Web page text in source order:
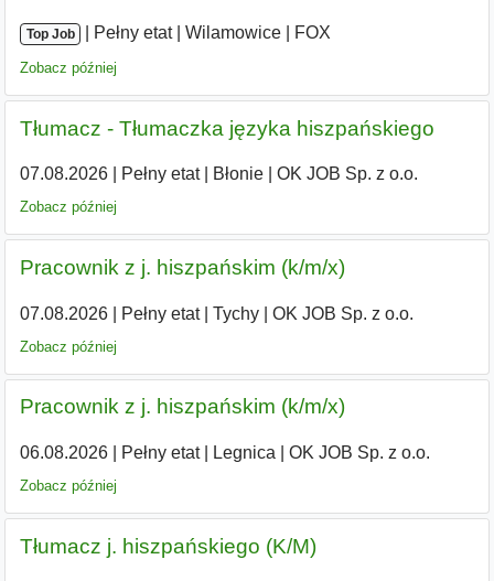
Top Job Pełny etat| Wilamowice FOX
Zobacz później
Tłumacz - Tłumaczka języka hiszpańskiego
07.08.2026| Pełny etat| Błonie| OK JOB Sp. z o.o.
Zobacz później
Pracownik z j. hiszpańskim (k/m/x)
07.08.2026| Pełny etat| Tychy| OK JOB Sp. z o.o.
Zobacz później
Pracownik z j. hiszpańskim (k/m/x)
06.08.2026| Pełny etat| Legnica OK JOB Sp. z o.o.
Zobacz później
Tłumacz j. hiszpańskiego (K/M)